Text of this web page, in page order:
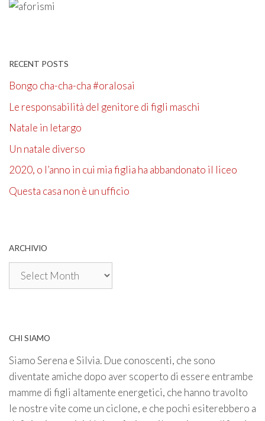
RECENT POSTS
Bongo cha-cha-cha #oralosai
Le responsabilità del genitore di figli maschi
Natale in letargo
Un natale diverso
2020, o l’anno in cui mia figlia ha abbandonato il liceo
Questa casa non è un ufficio
ARCHIVIO
Archivio
CHI SIAMO
Siamo Serena e Silvia. Due conoscenti, che sono
diventate amiche dopo aver scoperto di essere entrambe
mamme di figli altamente energetici, che hanno travolto
le nostre vite come un ciclone, e che pochi esiterebbero a